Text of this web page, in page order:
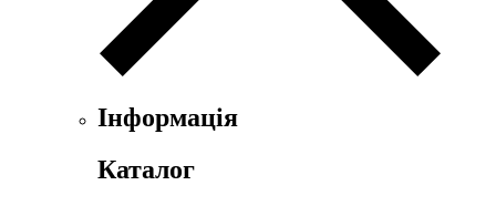
Інформація
Каталог